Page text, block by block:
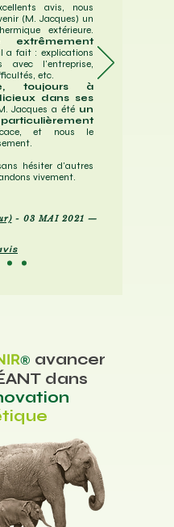
avis, nous
(M. Jacques) un
extérieure.
extrêmement
a fait : explications
avec l'entreprise,
etc.
toujours à
dans ses
Jacques a été un
et nous le
hésiter d'autres
vivement.
- 03 MAI 2021 —
® avancer
dans